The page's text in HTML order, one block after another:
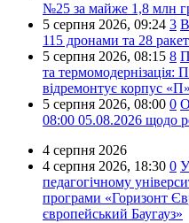
№25 за майже 1,8 млн
5 серпня 2026, 09:24 3
115 дронами та 28
5 серпня 2026, 08:15 8
та термомодернізація:
відремонтує корпус
5 серпня 2026, 08:00 0
08:00 05.08.2026 щодо
4 серпня 2026
4 серпня 2026, 18:30 0
педагогічному
програми «Горизонт
європейський Баугауз»